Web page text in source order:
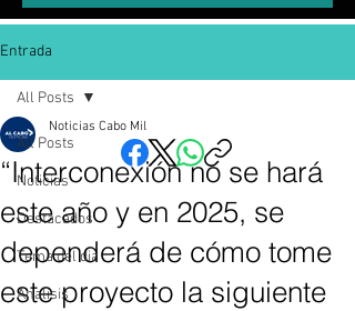
Entrada
All Posts
Noticias
Destacados
Tema del dia
Analisis
All Posts
“Interconexión no se hará
este año y en 2025, se
dependerá de cómo tome
este proyecto la siguiente
Noticias Cabo Mil